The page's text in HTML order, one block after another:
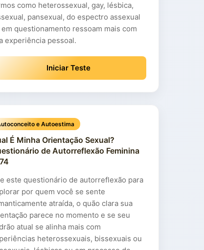
como heterossexual, gay, lésbica,
pansexual, do espectro assexual
questionamento ressoam mais com
experiência pessoal.
Iniciar Teste
e Autoestima
É Minha Orientação Sexual?
de Autorreflexão Feminina
este questionário de autorreflexão para
por quem você se sente
atraída, o quão clara sua
parece no momento e se seu
atual se alinha mais com
heterossexuais, bissexuais ou